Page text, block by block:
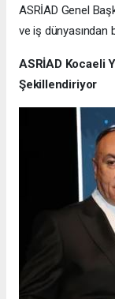
ASRİAD Genel
ve iş dünyasından
ASRİAD Kocaeli
Şekillendiriyor